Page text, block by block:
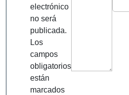
electrónico
no será
publicada.
Los
campos
obligatorios
están
marcados